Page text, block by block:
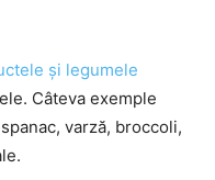
și legumele
Câteva exemple
varză, broccoli,